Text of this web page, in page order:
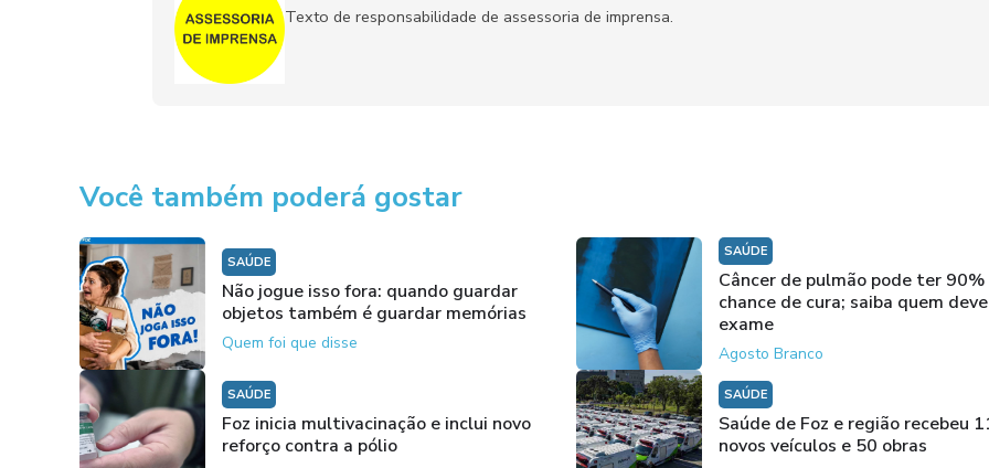
Texto de responsabilidade de assessoria de imprensa.
Você também poderá gostar
SAÚDE
Não jogue isso fora: quando guardar
objetos também é guardar memórias
Quem foi que disse
SAÚDE
Câncer de pulmão pode ter 90%
chance de cura; saiba quem
exame
Agosto Branco
SAÚDE
Foz inicia multivacinação e inclui novo
reforço contra a pólio
SAÚDE
Saúde de Foz e região recebeu
novos veículos e 50 obras